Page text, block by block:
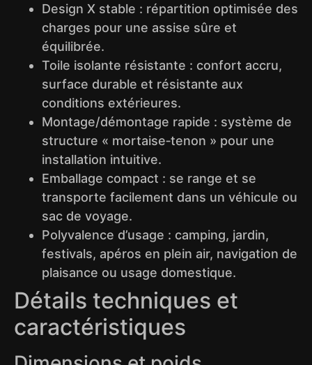
Design X stable : répartition optimisée des
charges pour une assise sûre et
équilibrée.
Toile isolante résistante : confort accru,
surface durable et résistante aux
conditions extérieures.
Montage/démontage rapide : système de
structure « mortaise‑tenon » pour une
installation intuitive.
Emballage compact : se range et se
transporte facilement dans un véhicule ou
sac de voyage.
Polyvalence d’usage : camping, jardin,
festivals, apéros en plein air, navigation de
plaisance ou usage domestique.
Détails techniques et
caractéristiques